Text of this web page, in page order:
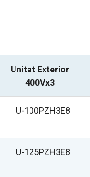
Unitat Exterior
400Vx3
U-100PZH3E8
U-125PZH3E8